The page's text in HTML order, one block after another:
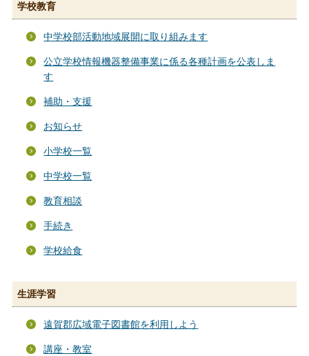
学校教育
中学校部活動地域展開に取り組みます
公立学校情報機器整備事業に係る各種計画を公表しま
す
補助・支援
お知らせ
小学校一覧
中学校一覧
教育相談
手続き
学校給食
生涯学習
遠賀郡広域電子図書館を利用しよう
講座・教室